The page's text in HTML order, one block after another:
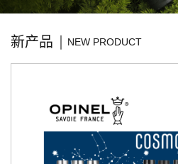
新产品 NEW PRODUCT